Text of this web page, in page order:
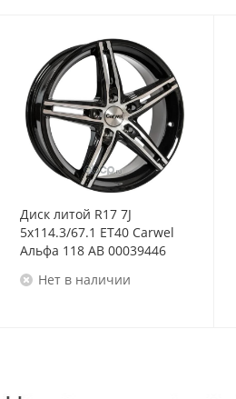
Диск литой R17 7J
5x114.3/67.1 ET40 Carwel
Альфа 118 AB 00039446
Нет в наличии